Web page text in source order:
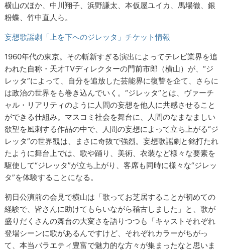
横山のほか、中川翔子、浜野謙太、本仮屋ユイカ、馬場徹、銀
粉蝶、竹中直人ら。
妄想歌謡劇「上を下へのジレッタ」チケット情報
1960年代の東京。その斬新すぎる演出によってテレビ業界を追
われた自称・天才TVディレクターの門前市郎（横山）が、“ジ
レッタ”によって、自分を追放した芸能界に復讐を企て、さらに
は政治の世界をも巻き込んでいく。“ジレッタ”とは、ヴァーチ
ャル・リアリティのように人間の妄想を他人に共感させること
ができる仕組み。マスコミ社会を舞台に、人間のなまなましい
欲望を風刺する作品の中で、人間の妄想によって立ち上がる“ジ
レッタ”の世界観は、まさに奇抜で強烈。妄想歌謡劇と銘打たれ
たように舞台上では、歌や踊り、美術、衣装など様々な要素を
駆使して“ジレッタ”が立ち上がり、客席も同時に様々な“ジレッ
タ”を体験することになる。
初日公演前の会見で横山は「歌ってお芝居することが初めての
経験で、皆さんに助けてもらいながら稽古しました」と、歌が
盛りだくさんの舞台の大変さを語りつつも「キャストそれぞれ
登場シーンに歌があるんですけど、それぞれカラーがちがっ
て、本当バラエティ豊富で魅力的な方々が集まったなと思いま